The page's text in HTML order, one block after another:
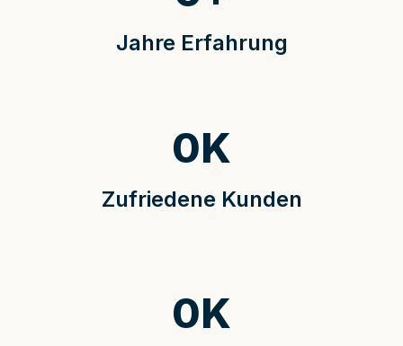
Jahre Erfahrung
Zufriedene Kunden
0K
0K